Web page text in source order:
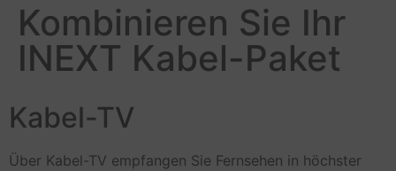
Kombinieren Sie Ihr
INEXT Kabel-Paket
Kabel-TV
Über Kabel-TV empfangen Sie Fernsehen in höchster